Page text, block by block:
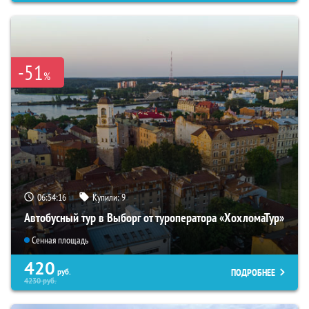
-51%
06:54:14 Купили:9
Автобусный тур в Выборг от туроператора «ХохломаТур»
Сенная площадь
420 руб.
4230руб.
ПОДРОБНЕЕ